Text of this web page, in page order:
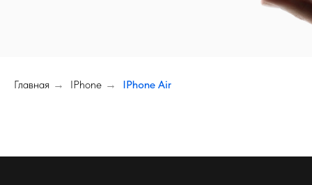
Главная → IPhone → IPhone Air